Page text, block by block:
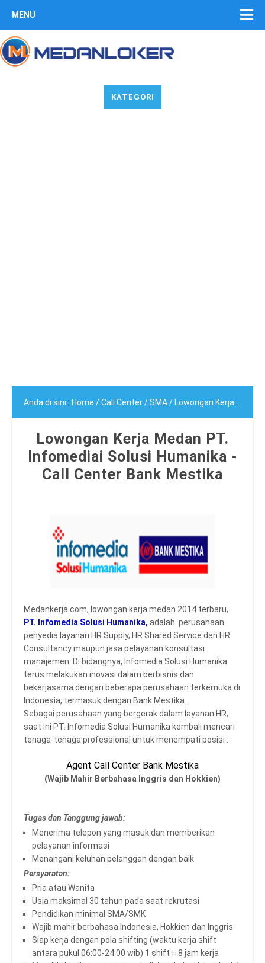
MENU
KATEGORI
Anda di sini : Home /Call Center/SMA/ Lowongan Kerja Medan PT. Infomediai Solusi Humanika - Call Center Bank Mestika
Lowongan Kerja Medan PT.
Infomediai Solusi Humanika -
Call Center Bank Mestika
Medankerja.com, lowongan kerja medan 2014 terbaru,
PT. Infomedia Solusi Humanika, adalah perusahaan
penyedia layanan HR Supply, HR Shared Service dan HR
Consultancy maupun jasa pelayanan konsultasi
manajemen. Di bidangnya, Infomedia Solusi Humanika
terus melakukan inovasi dalam berbisnis dan
bekerjasama dengan beberapa perusahaan terkemuka di
Indonesia, termasuk dengan Bank Mestika.
Sebagai perusahaan yang bergerak dalam layanan HR,
saat ini PT. Infomedia Solusi Humanika kembali mencari
tenaga-tenaga professional untuk menempati posisi :
Agent Call Center Bank Mestika
(Wajib Mahir Berbahasa Inggris dan Hokkien)
Tugas dan Tanggung jawab:
Menerima telepon yang masuk dan memberikan
pelayanan informasi
Menangani keluhan pelanggan dengan baik
Persyaratan:
Pria atau Wanita
Usia maksimal 30 tahun pada saat rekrutasi
Pendidikan minimal SMA/SMK
Wajib mahir berbahasa Indonesia, Hokkien dan Inggris
Siap kerja dengan pola shifting (waktu kerja shift
antara pukul 06:00-24:00 wib) 1 shift = 8 jam kerja